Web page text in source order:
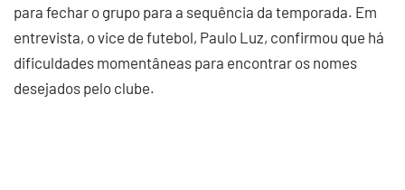
para fechar o grupo para a sequência da temporada. Em
entrevista, o vice de futebol, Paulo Luz, confirmou que há
dificuldades momentâneas para encontrar os nomes
desejados pelo clube.